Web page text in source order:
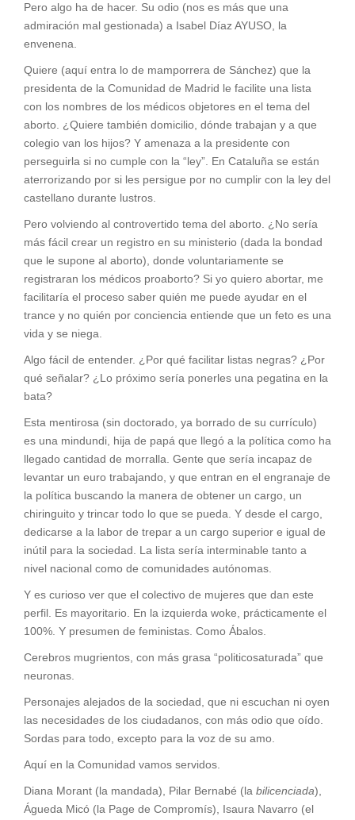
Pero algo ha de hacer. Su odio (nos es más que una
admiración mal gestionada) a Isabel Díaz AYUSO, la
envenena.
Quiere (aquí entra lo de mamporrera de Sánchez) que la
presidenta de la Comunidad de Madrid le facilite una lista
con los nombres de los médicos objetores en el tema del
aborto. ¿Quiere también domicilio, dónde trabajan y a que
colegio van los hijos? Y amenaza a la presidente con
perseguirla si no cumple con la “ley”. En Cataluña se están
aterrorizando por si les persigue por no cumplir con la ley del
castellano durante lustros.
Pero volviendo al controvertido tema del aborto. ¿No sería
más fácil crear un registro en su ministerio (dada la bondad
que le supone al aborto), donde voluntariamente se
registraran los médicos proaborto? Si yo quiero abortar, me
facilitaría el proceso saber quién me puede ayudar en el
trance y no quién por conciencia entiende que un feto es una
vida y se niega.
Algo fácil de entender. ¿Por qué facilitar listas negras? ¿Por
qué señalar? ¿Lo próximo sería ponerles una pegatina en la
bata?
Esta mentirosa (sin doctorado, ya borrado de su currículo)
es una mindundi, hija de papá que llegó a la política como ha
llegado cantidad de morralla. Gente que sería incapaz de
levantar un euro trabajando, y que entran en el engranaje de
la política buscando la manera de obtener un cargo, un
chiringuito y trincar todo lo que se pueda. Y desde el cargo,
dedicarse a la labor de trepar a un cargo superior e igual de
inútil para la sociedad. La lista sería interminable tanto a
nivel nacional como de comunidades autónomas.
Y es curioso ver que el colectivo de mujeres que dan este
perfil. Es mayoritario. En la izquierda woke, prácticamente el
100%. Y presumen de feministas. Como Ábalos.
Cerebros mugrientos, con más grasa “politicosaturada” que
neuronas.
Personajes alejados de la sociedad, que ni escuchan ni oyen
las necesidades de los ciudadanos, con más odio que oído.
Sordas para todo, excepto para la voz de su amo.
Aquí en la Comunidad vamos servidos.
Diana Morant (la mandada), Pilar Bernabé (la bilicenciada),
Águeda Micó (la Page de Compromís), Isaura Navarro (el